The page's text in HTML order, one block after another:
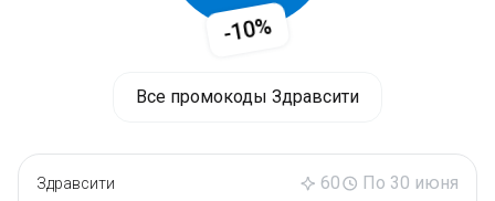
-10%
Все промокоды Здравсити
Здравсити 60 По 30 июня